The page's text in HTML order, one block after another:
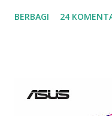
saja saya semakin lama
kebutuhan dapur. Tapi
lama menatap layar
BERBAGI 24